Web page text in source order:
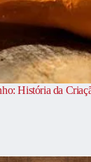
História da